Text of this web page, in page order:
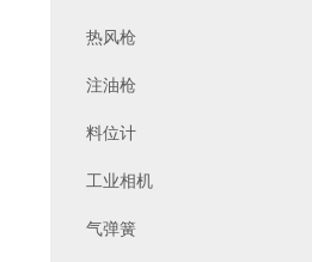
热风枪
注油枪
料位计
工业相机
气弹簧